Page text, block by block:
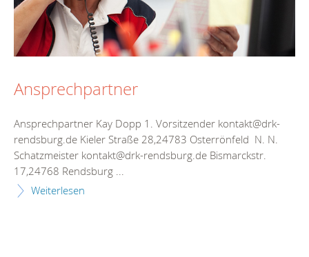
Ansprechpartner
Ansprechpartner Kay Dopp 1. Vorsitzender kontakt@drk-
rendsburg.de Kieler Straße 28,24783 Osterrönfeld N. N.
Schatzmeister kontakt@drk-rendsburg.de Bismarckstr.
17,24768 Rendsburg ...
Weiterlesen